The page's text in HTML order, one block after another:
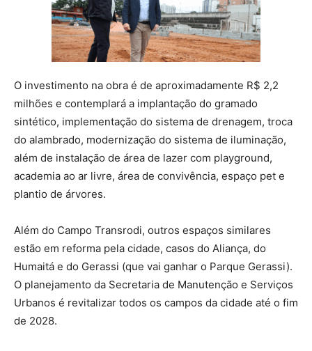
O investimento na obra é de aproximadamente R$ 2,2
milhões e contemplará a implantação do gramado
sintético, implementação do sistema de drenagem, troca
do alambrado, modernização do sistema de iluminação,
além de instalação de área de lazer com playground,
academia ao ar livre, área de convivência, espaço pet e
plantio de árvores.
Além do Campo Transrodi, outros espaços similares
estão em reforma pela cidade, casos do Aliança, do
Humaitá e do Gerassi (que vai ganhar o Parque Gerassi).
O planejamento da Secretaria de Manutenção e Serviços
Urbanos é revitalizar todos os campos da cidade até o fim
de 2028.